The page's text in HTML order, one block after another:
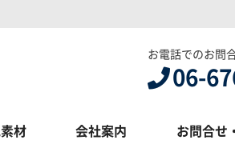
お電話でのお問
06-
材 会社案内 お問合せ